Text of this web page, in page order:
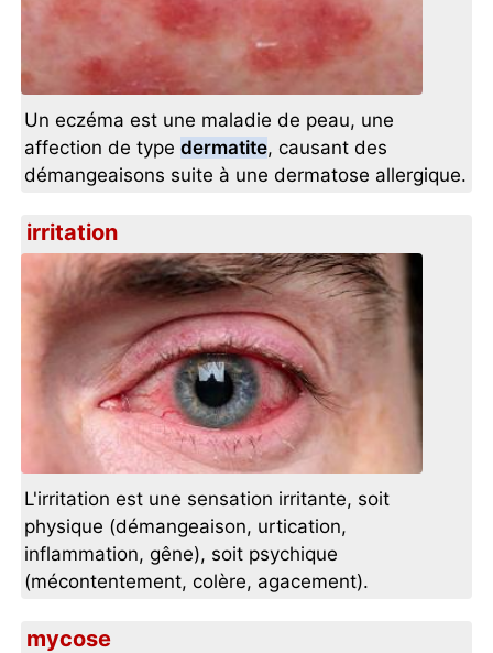
Un eczéma est une maladie de peau, une
affection de typedermatite, causant des
démangeaisons suite à une dermatose allergique.
irritation
L'irritation est une sensation irritante, soit
physique (démangeaison, urtication,
inflammation, gêne), soit psychique
(mécontentement, colère, agacement).
mycose